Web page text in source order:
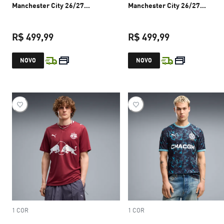
Manchester City 26/27
R$ 499,99
preço atual R$ 499,99
NOVO
Manchester City 26/27
R$ 499,99
preço atual
NOVO
1 COR 1 COR